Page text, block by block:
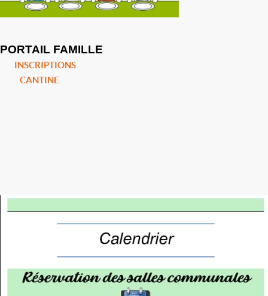
PORTAIL FAMILLE
INSCRIPTIONS
CANTINE